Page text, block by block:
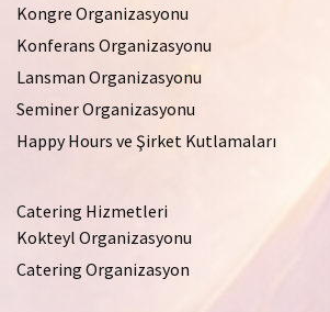
Kongre Organizasyonu
Konferans Organizasyonu
Lansman Organizasyonu
Seminer Organizasyonu
Happy Hours ve Şirket Kutlamaları
Catering Hizmetleri
Kokteyl Organizasyonu
Catering Organizasyon